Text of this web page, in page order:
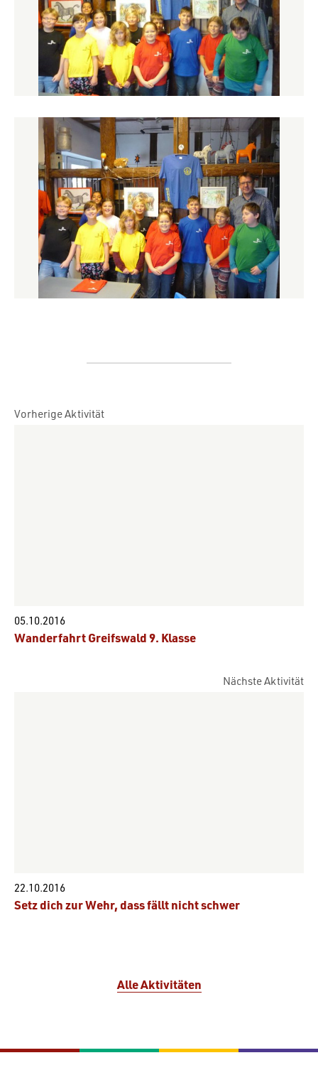
Vorherige Aktivität
05.10.2016
Wanderfahrt Greifswald 9. Klasse
Nächste Aktivität
22.10.2016
Setz dich zur Wehr, dass fällt nicht schwer
Alle Aktivitäten